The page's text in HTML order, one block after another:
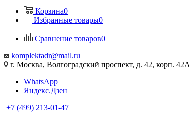
Корзина0
Избранные товары0
Сравнение товаров0
komplektadr@mail.ru
г. Москва, Волгоградский проспект, д. 42, корп. 42А
WhatsApp
Яндекс.Дзен
+7 (499) 213-01-47